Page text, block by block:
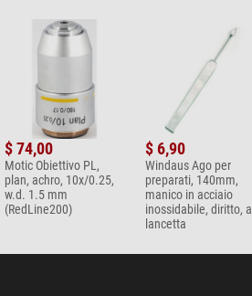
$ 74,00
Motic Obiettivo PL,
plan, achro, 10x/0.25,
w.d. 1.5 mm
(RedLine200)
$ 6,90
Windaus Ago per
preparati, 140mm,
manico in acciaio
inossidabile, diritto, a
lancetta